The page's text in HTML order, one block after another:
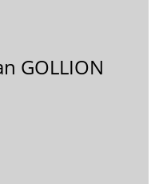
GOLLION